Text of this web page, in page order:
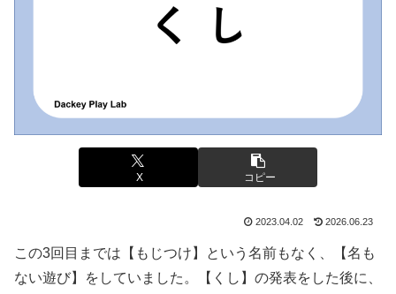
X コピー
2023.04.02 2026.06.23
この3回目までは【もじつけ】という名前もなく、【名も
ない遊び】をしていました。【くし】の発表をした後に、